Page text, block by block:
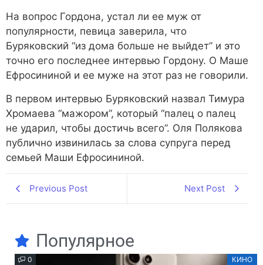
На вопрос Гордона, устал ли ее муж от
популярности, певица заверила, что
Буряковский “из дома больше не выйдет” и это
точно его последнее интервью Гордону. О Маше
Ефросининой и ее муже на этот раз не говорили.
В первом интервью Буряковский назвал Тимура
Хромаева “мажором”, который “палец о палец
не ударил, чтобы достичь всего”. Оля Полякова
публично извинилась за слова супруга перед
семьей Маши Ефросининой.
Previous Post Next Post
Популярное
0 КИНО